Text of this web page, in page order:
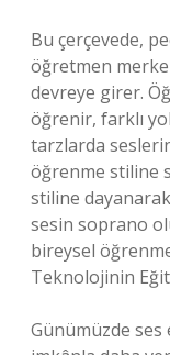
Bu çerçevede,
öğretmen
devreye girer.
öğrenir, farklı
tarzlarda
öğrenme stiline
stiline
sesin soprano
bireysel
Teknolojinin
Günümüzde ses